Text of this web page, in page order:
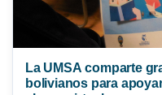
La UMSA comparte
bolivianos para